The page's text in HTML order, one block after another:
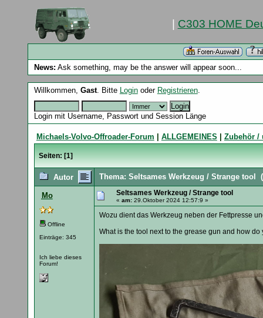
C303 HOME
News: Ask something, may be the answer will appear soon...
Willkommen, Gast. Bitte Loginoder Registrieren.
Login mit Username, Passwort und Session Länge
Michaels-Volvo-Offroader-Forum ALLGEMEINES Zubehör /
Seiten: [1]
Autor Thema: Seltsames Werkzeug / Strange tool
Mo
Offline
Einträge: 345
Ich liebe dieses
Forum!
Seltsames Werkzeug / Strange tool
« am:29.Oktober 2024 12:57:9 »
Wozu dient das Werkzeug neben der Fettpresse
What is the tool next to the grease gun and how do